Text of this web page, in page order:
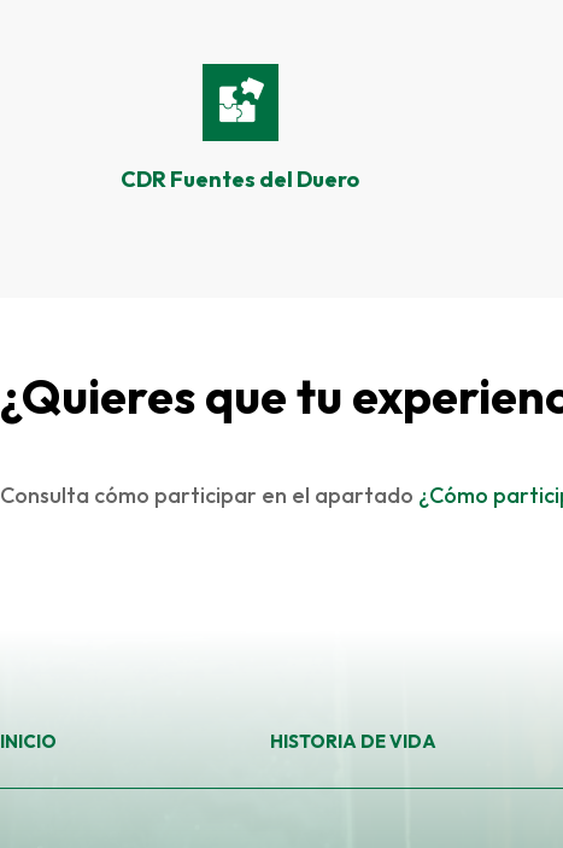
CDR Fuentes del Duero
¿Quieres que tu
Consulta cómo participar en el apartado ¿Cómo
INICIO HISTORIA DE VIDA